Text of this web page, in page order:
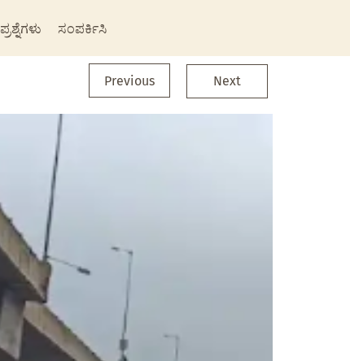
ಪ್ರಶ್ನೆಗಳು ಸಂಪರ್ಕಿಸಿ
Previous Next